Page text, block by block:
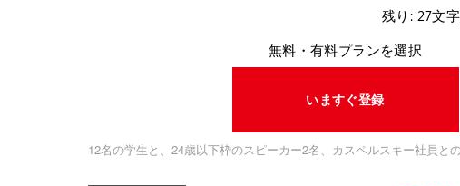
残り: 27文
無料・有料プランを選択
いますぐ登録
12名の学生と、24歳以下枠のスピーカー2名、カスペルスキー社員と